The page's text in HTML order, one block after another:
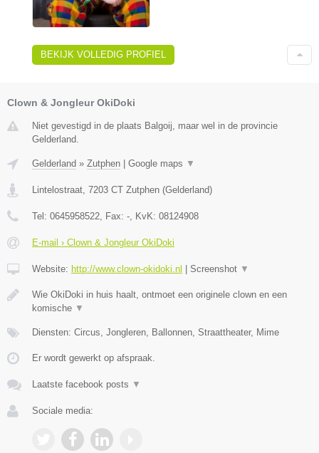
BEKIJK VOLLEDIG PROFIEL
Clown & Jongleur OkiDoki
Niet gevestigd in de plaats Balgoij, maar wel in de provincie
Gelderland.
Gelderland » Zutphen Google maps ▼
Lintelostraat 7203 CT Zutphen (Gelderland)
Tel: 0645958522 , Fax: - , KvK: 08124908
E-mail › Clown & Jongleur OkiDoki
Website: http://www.clown-okidoki.nl Screenshot ▼
Wie OkiDoki in huis haalt, ontmoet een originele clown en een
komische ▼
Diensten: Circus, Jongleren, Ballonnen, Straattheater, Mime
Er wordt gewerkt op afspraak.
Laatste facebook posts ▼
Sociale media: